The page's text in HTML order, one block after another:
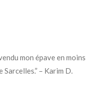
mon épave en moins
Sarcelles.” – Karim D.